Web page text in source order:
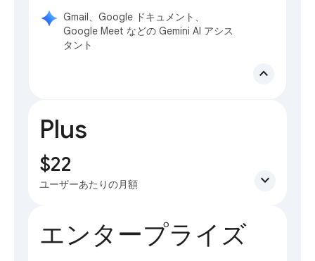
Gmail、Google ドキュメント、
Google Meet などの Gemini AI アシス
タント
expand_less
Plus
$22
ユーザーあたりの月額 expand_more
エンタープライズ